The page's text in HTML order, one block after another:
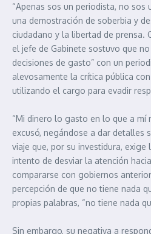
“Apenas sos un periodista, no sos
una demostración de soberbia y
ciudadano y la libertad de prensa.
el jefe de Gabinete sostuvo que
decisiones de gasto” con un
alevosamente la crítica pública
utilizando el cargo para evadir
“Mi dinero lo gasto en lo que a mí
excusó, negándose a dar detalles
viaje que, por su investidura, exige
intento de desviar la atención
compararse con gobiernos
percepción de que no tiene nada
propias palabras, “no tiene nada
Sin embargo, su negativa a